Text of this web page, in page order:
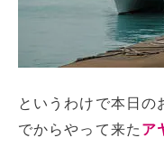
というわけで本日の
でからやって来た ア